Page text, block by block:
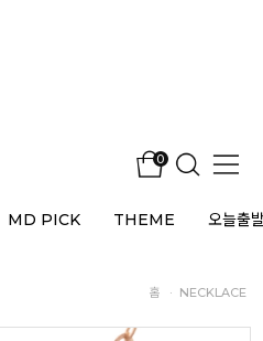
0
MD PICK THEME 오늘출
홈 · NECKLACE